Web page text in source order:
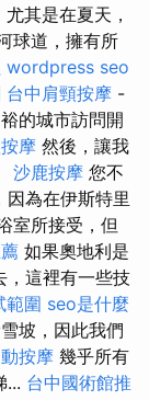
其是在夏天，
球道，擁有所
wordpress seo
台中肩頸按摩 -
的城市訪問開
摩 然後，讓我
沙鹿按摩 您不
因為在伊斯特里
室所接受，但
如果奧地利是
，這裡有一些技
範圍 seo是什麼
坡，因此我們
按摩 幾乎所有
... 台中國術館推